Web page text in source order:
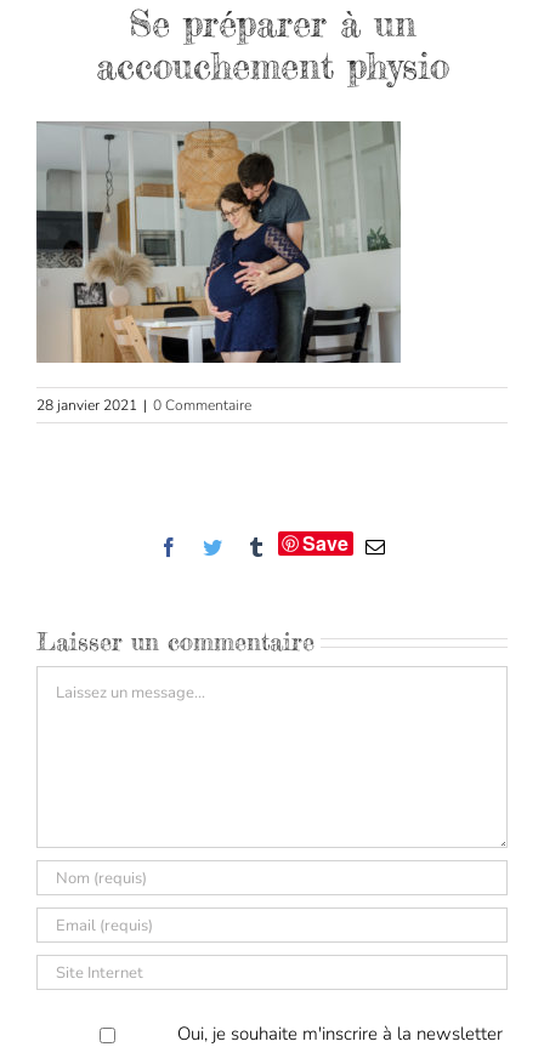
Se préparer à un
accouchement physio
28 janvier 2021 | 0 Commentaire
Facebook
Twitter TumblrSave Email
Laisser un commentaire
Oui, je souhaite m'inscrire à la newsletter